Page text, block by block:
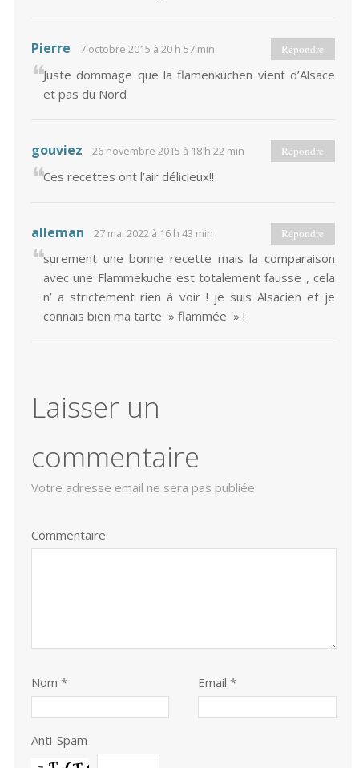
Pierre 7 octobre 2015 à 20 h 57 min
Juste dommage que la flamenkuchen vient d’Alsace
et pas du Nord
Répondre
gouviez 26 novembre 2015 à 18 h 22 min
Ces recettes ont l’air délicieux!!
Répondre
alleman 27 mai 2022 à 16 h 43 min
surement une bonne recette mais la comparaison
avec une Flammekuche est totalement fausse , cela
n’ a strictement rien à voir ! je suis Alsacien et je
connais bien ma tarte » flammée » !
Répondre
Laisser un
commentaire
Votre adresse email ne sera pas publiée.
Commentaire
Nom * Email *
Anti-Spam